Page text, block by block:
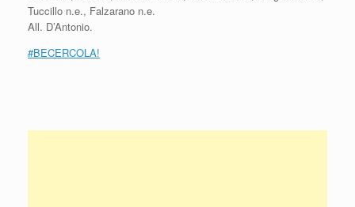
Tuccillo n.e., Falzarano n.e.
All. D’Antonio.
#BECERCOLA!